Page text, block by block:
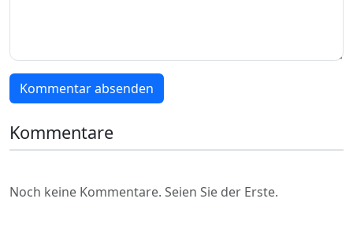
Kommentar absenden
Kommentare
Noch keine Kommentare. Seien Sie der Erste.